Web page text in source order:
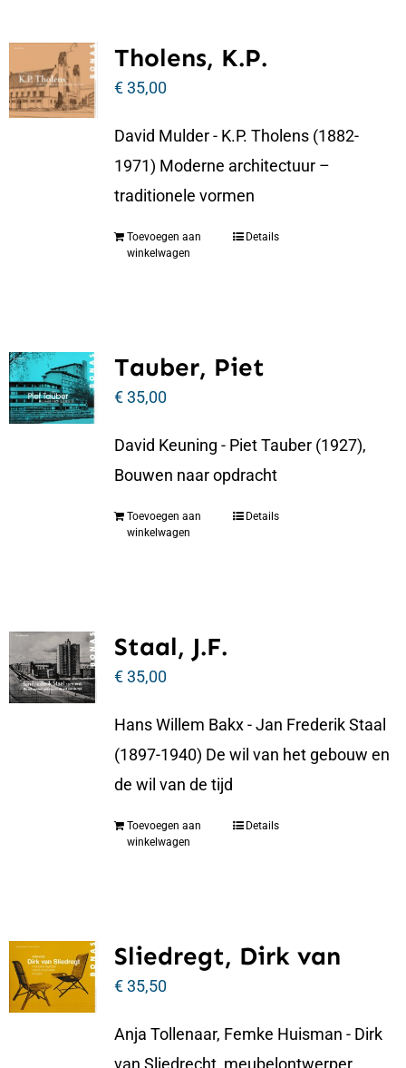
Tholens, K.P.
€35,00
David Mulder - K.P. Tholens (1882-
1971) Moderne architectuur –
traditionele vormen
Toevoegen aan
winkelwagen
Details
Tauber, Piet
€35,00
David Keuning - Piet Tauber (1927),
Bouwen naar opdracht
Toevoegen aan
winkelwagen
Details
Staal, J.F.
€35,00
Hans Willem Bakx - Jan Frederik Staal
(1897-1940) De wil van het gebouw en
de wil van de tijd
Toevoegen aan
winkelwagen
Details
Sliedregt, Dirk van
€35,50
Anja Tollenaar, Femke Huisman - Dirk
van Sliedrecht, meubelontwerper,